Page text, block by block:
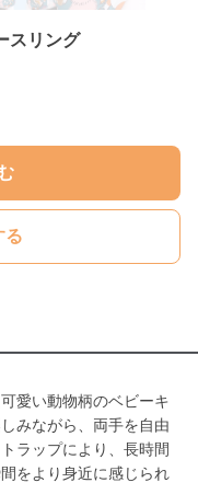
スリング
る
愛い動物柄のベビーキ
みながら、両手を自由
ラップにより、長時間
をより身近に感じられ